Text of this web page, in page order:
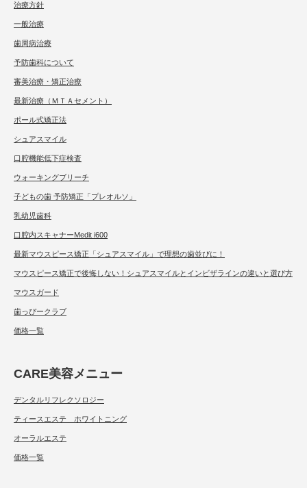
治療方針
一般治療
歯周病治療
予防歯科について
審美治療・矯正治療
最新治療（ＭＴＡセメント）
ポール式矯正法
シュアスマイル
口腔機能低下症検査
ウォーキングブリーチ
子どもの歯 予防矯正「プレオルソ」
乳幼児歯科
口腔内スキャナーMedit i600
最新マウスピース矯正「シュアスマイル」で理想の歯並びに！
マウスピース矯正で後悔しない！シュアスマイルとインビザラインの違いと選び方
マウスガード
歯っぴークラブ
価格一覧
CARE美容メニュー
デンタルリフレクソロジー
ティースエステ ホワイトニング
オーラルエステ
価格一覧